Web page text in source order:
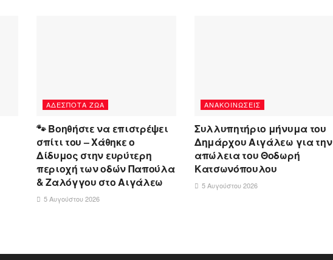
ΑΔΈΣΠΟΤΑ ΖΏΑ
🐾 Βοηθήστε να επιστρέψει
σπίτι του – Χάθηκε ο
Δίδυμος στην ευρύτερη
περιοχή των οδών Παπούλα
& Ζαλόγγου στο Αιγάλεω
5 Αυγούστου 2026
ΑΝΑΚΟΙΝΏΣΕΙΣ
Συλλυπητήριο μήνυμα του
Δημάρχου Αιγάλεω για την
απώλεια του Θοδωρή
Κατσωνόπουλου
5 Αυγούστου 2026